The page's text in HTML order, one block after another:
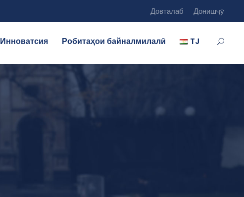
Довталаб Донишҷӯ
Инноватсия Робитаҳои байналмилалӣ TJ